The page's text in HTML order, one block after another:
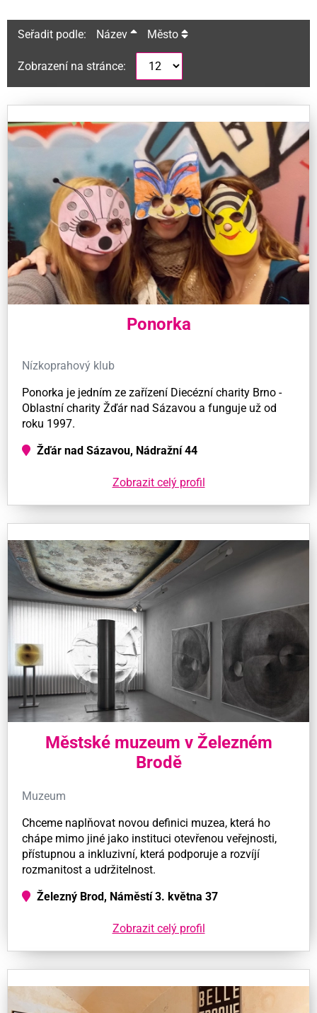
Seřadit podle: Název Město
Zobrazení na stránce:
Ponorka
Nízkoprahový klub
Ponorka je jedním ze zařízení Diecézní charity Brno -
Oblastní charity Žďár nad Sázavou a funguje už od
roku 1997.
Žďár nad Sázavou, Nádražní 44
Zobrazit celý profil
Městské muzeum v Železném
Brodě
Muzeum
Chceme naplňovat novou definici muzea, která ho
chápe mimo jiné jako instituci otevřenou veřejnosti,
přístupnou a inkluzivní, která podporuje a rozvíjí
rozmanitost a udržitelnost.
Železný Brod, Náměstí 3. května 37
Zobrazit celý profil